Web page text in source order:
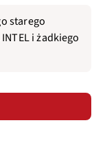
starego
i żadkiego